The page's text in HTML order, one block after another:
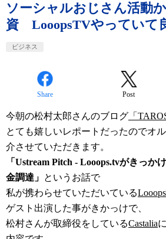
ソーシャルおじさん活動
資 LooopsTVやっていて
ビジネス
Share Post
今朝の松村太郎さんのブログ 「
とても嬉しいレポートだったのでオ
介させていただきます。
「Ustream Pitch - Looops.tvがきっか
金調達」 というお話で
私が携わらせていただいている
ゲスト出演した事がきかっけで、
松村さんが取締役をしているCastalia